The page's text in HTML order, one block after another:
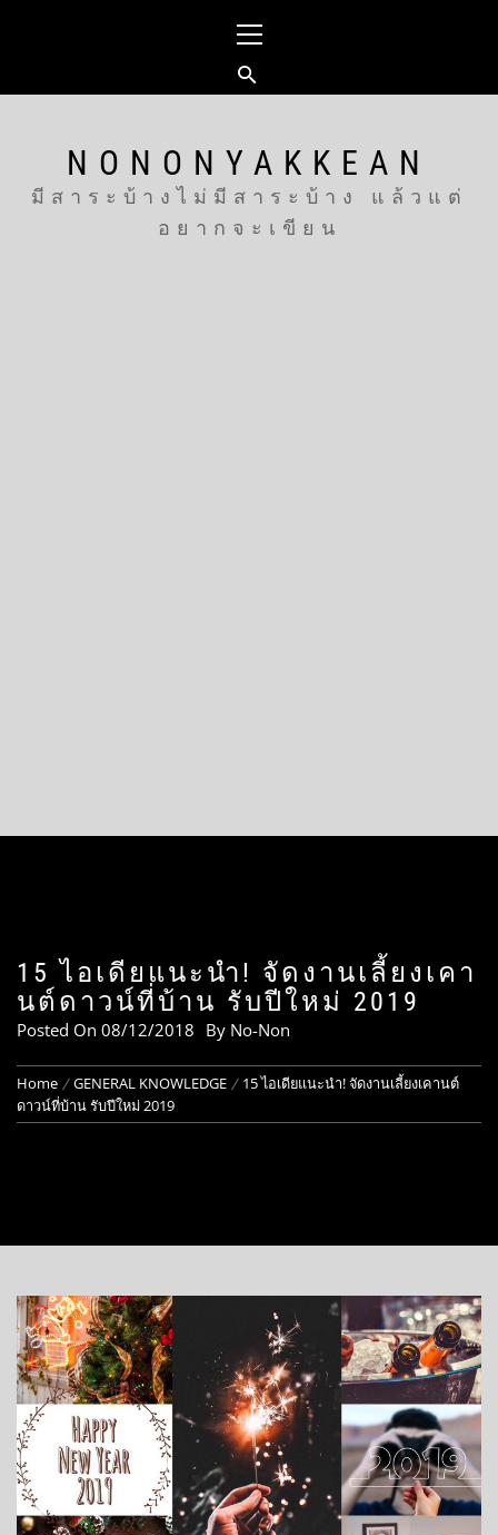
Menu
NONONYAKKEAN
มีสาระบ้างไม่มีสาระบ้าง แล้วแต่
อยากจะเขียน
15 ไอเดียแนะนำ! จัดงานเลี้ยงเคา
นต์ดาวน์ที่บ้าน รับปีใหม่ 2019
Posted On 08/12/2018 By No-Non
Home GENERAL KNOWLEDGE
15 ไอเดียแนะนำ! จัดงานเลี้ยงเคานต์
ดาวน์ที่บ้าน รับปีใหม่ 2019